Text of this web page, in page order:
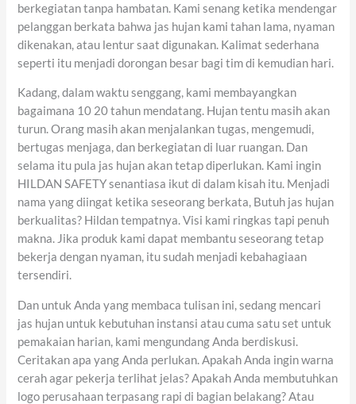
berkegiatan tanpa hambatan. Kami senang ketika mendengar
pelanggan berkata bahwa jas hujan kami tahan lama, nyaman
dikenakan, atau lentur saat digunakan. Kalimat sederhana
seperti itu menjadi dorongan besar bagi tim di kemudian hari.
Kadang, dalam waktu senggang, kami membayangkan
bagaimana 10 20 tahun mendatang. Hujan tentu masih akan
turun. Orang masih akan menjalankan tugas, mengemudi,
bertugas menjaga, dan berkegiatan di luar ruangan. Dan
selama itu pula jas hujan akan tetap diperlukan. Kami ingin
HILDAN SAFETY senantiasa ikut di dalam kisah itu. Menjadi
nama yang diingat ketika seseorang berkata, Butuh jas hujan
berkualitas? Hildan tempatnya. Visi kami ringkas tapi penuh
makna. Jika produk kami dapat membantu seseorang tetap
bekerja dengan nyaman, itu sudah menjadi kebahagiaan
tersendiri.
Dan untuk Anda yang membaca tulisan ini, sedang mencari
jas hujan untuk kebutuhan instansi atau cuma satu set untuk
pemakaian harian, kami mengundang Anda berdiskusi.
Ceritakan apa yang Anda perlukan. Apakah Anda ingin warna
cerah agar pekerja terlihat jelas? Apakah Anda membutuhkan
logo perusahaan terpasang rapi di bagian belakang? Atau